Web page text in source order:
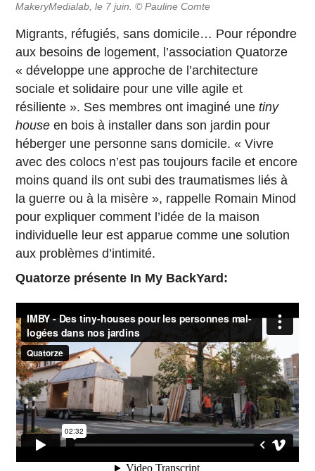
MakeryMedialab, le 7 juin. © Pauline Comte
Migrants, réfugiés, sans domicile… Pour répondre
aux besoins de logement, l’association Quatorze
« développe une approche de l’architecture
sociale et solidaire pour une ville agile et
résiliente ». Ses membres ont imaginé unetiny
house en bois à installer dans son jardin pour
héberger une personne sans domicile. « Vivre
avec des colocs n’est pas toujours facile et encore
moins quand ils ont subi des traumatismes liés à
la guerre ou à la misère », rappelle Romain Minod
pour expliquer comment l’idée de la maison
individuelle leur est apparue comme une solution
aux problèmes d’intimité.
Quatorze présente In My BackYard: